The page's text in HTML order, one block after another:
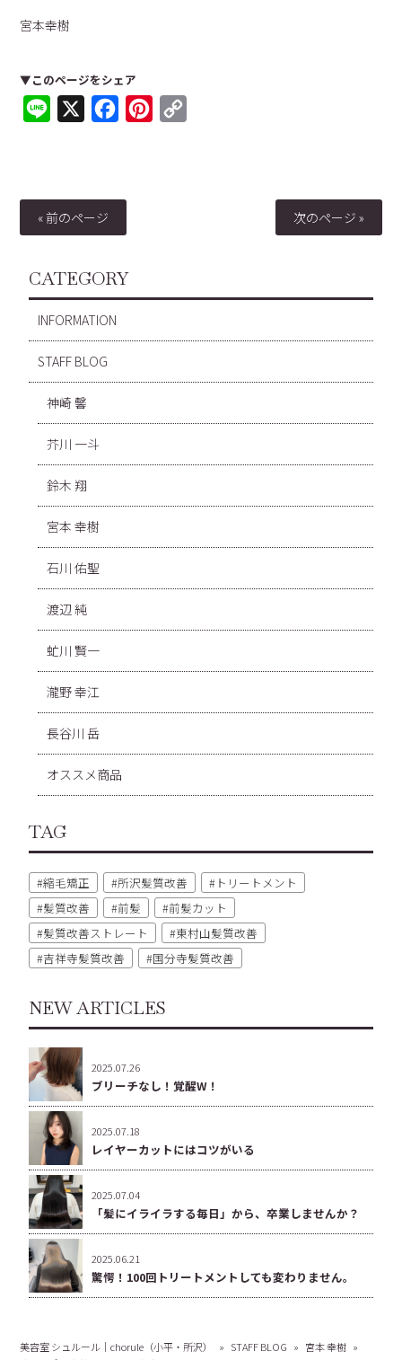
宮本幸樹
▼このページをシェア
Line FacebookPinterest
« 前のページ 次のページ »
CATEGORY
INFORMATION
STAFF BLOG
神崎 馨
芥川 一斗
鈴木 翔
宮本 幸樹
石川 佑聖
渡辺 純
虻川 賢一
瀧野 幸江
長谷川 岳
オススメ商品
TAG
縮毛矯正 所沢髪質改善
トリートメント
髪質改善
前髪
前髪カット
髪質改善ストレート
東村山髪質改善
吉祥寺髪質改善
国分寺髪質改善
NEW ARTICLES
2025.07.26
ブリーチなし！覚醒W！
2025.07.18
レイヤーカットにはコツがいる
2025.07.04
「髪にイライラする毎日」から、卒業しませんか？
2025.06.21
驚愕！100回トリートメントしても変わりません。
美容室 シュルール｜chorule（小平・所沢） » STAFF BLOG » 宮本 幸樹 »